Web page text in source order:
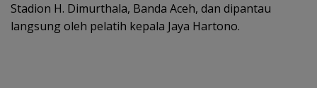
Stadion H. Dimurthala, Banda Aceh, dan dipantau
langsung oleh pelatih kepala Jaya Hartono.